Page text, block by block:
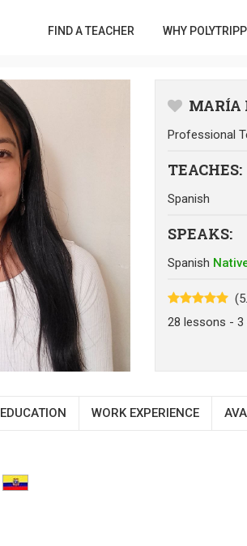
FIND A TEACHER WHY
MARÍA
Professional
TEACHES:
Spanish
SPEAKS:
Spanish
28 lessons - 3
EDUCATION WORK EXPERIENCE